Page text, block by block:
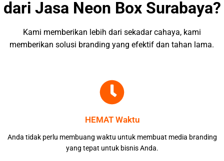
dari Jasa Neon Box Surabaya?
Kami memberikan lebih dari sekadar cahaya, kami
memberikan solusi branding yang efektif dan tahan lama.
HEMAT Waktu
Anda tidak perlu membuang waktu untuk membuat media branding
yang tepat untuk bisnis Anda.